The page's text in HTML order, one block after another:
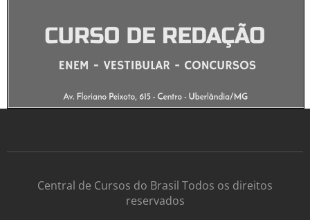
Central de Cursos do Brasil Todos os direitos
reservados